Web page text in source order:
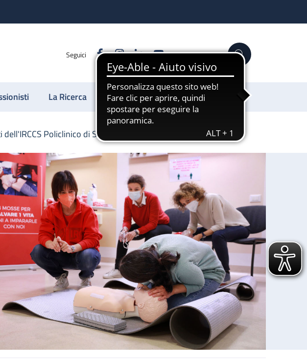
Seguici FacebookInstagram
LinkedinYouTube Cerca
La Ricerca Sostienici
Policlinico di Sant’Orsola